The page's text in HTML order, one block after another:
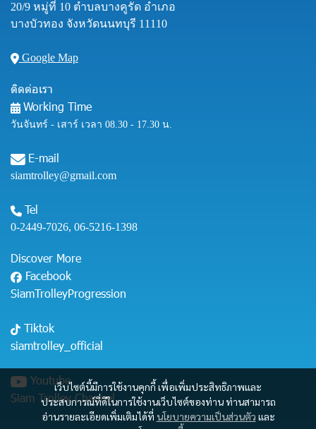
เว็บไซต์นี้มีการใช้งานคุกกี้ เพื่อเพิ่มประสิทธิภาพและ
ประสบการณ์ที่ดีในการใช้งานเว็บไซต์ของท่าน ท่านสามารถ
อ่านรายละเอียดเพิ่มเติมได้ที่ นโยบายความเป็นส่วนตัว และ
20/9 หมู่ที่ 10 ตำบลบางคูรัด อำเภอ
บางบัวทอง จังหวัดนนทบุรี 11110
Google Map
ติดต่อเรา
Working Time
วันจันทร์ - เสาร์ เวลา 08.30 - 17.30 น.
E-mail
siamtrolley@gmail.com
Tel
0-2449-7026, 06-5216-1398
Discover More
Facebook
SiamTrolleyProgression
Tiktok
siamtrolley_official
Youtube
Siam Trolley Channel